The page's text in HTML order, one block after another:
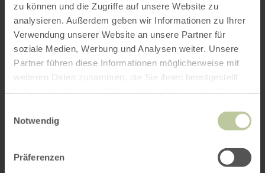
zu können und die Zugriffe auf unsere Website zu
analysieren. Außerdem geben wir Informationen zu Ihrer
Verwendung unserer Website an unsere Partner für
soziale Medien, Werbung und Analysen weiter. Unsere
Partner führen diese Informationen möglicherweise mit
weiteren Daten zusammen, die Sie ihnen bereitgestellt
Notwendig
Präferenzen